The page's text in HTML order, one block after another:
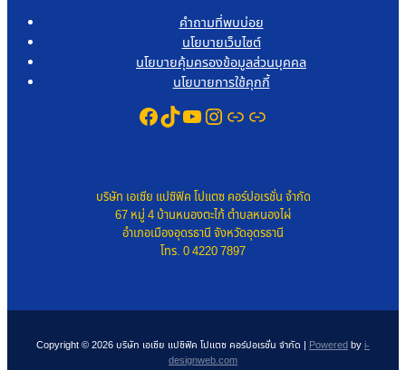
คำถามที่พบบ่อย
นโยบายเว็บไซต์
นโยบายคุ้มครองข้อมูลส่วนบุคคล
นโยบายการใช้คุกกี้
Facebook
TikTok
YouTube
Instagram
Link
Link
บริษัท เอเซีย แปซิฟิค โปแตซ คอร์ปอเรชั่น จำกัด
67 หมู่ 4 บ้านหนองตะไก้ ตำบลหนองไผ่
อำเภอเมืองอุดรธานี จังหวัดอุดรธานี
โทร. 0 4220 7897
Copyright © 2026 บริษัท เอเซีย แปซิฟิค โปแตซ คอร์ปอเรชั่น จำกัด | Poweredbyi-
designweb.com